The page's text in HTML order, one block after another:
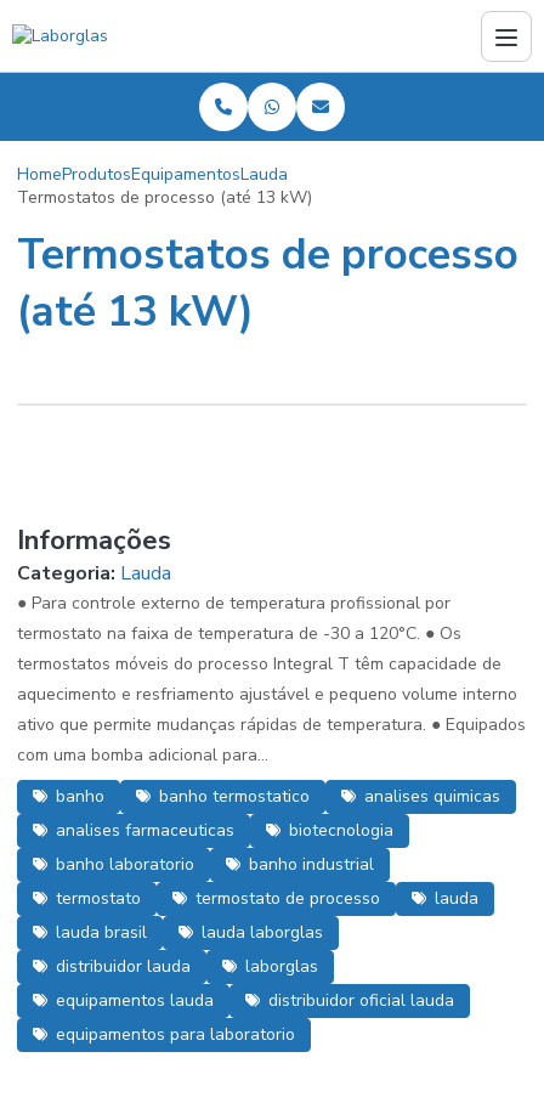
HomeProdutosEquipamentosLauda
Termostatos de processo (até 13 kW)
Termostatos de processo
(até 13 kW)
Informações
Categoria: Lauda
● Para controle externo de temperatura profissional por
termostato na faixa de temperatura de -30 a 120°C. ● Os
termostatos móveis do processo Integral T têm capacidade de
aquecimento e resfriamento ajustável e pequeno volume interno
ativo que permite mudanças rápidas de temperatura. ● Equipados
com uma bomba adicional para...
banho
banho termostatico
analises quimicas
analises farmaceuticas
biotecnologia
banho laboratorio
banho industrial
termostato
termostato de processo
lauda
lauda brasil
lauda laborglas
distribuidor lauda
laborglas
equipamentos lauda
distribuidor oficial lauda
equipamentos para laboratorio